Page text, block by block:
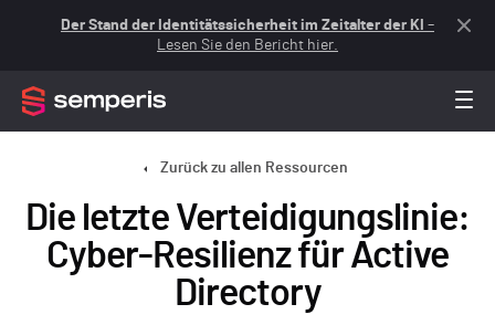
Der Stand der Identitätssicherheit im Zeitalter der KI –
Lesen Sie den Bericht hier.
Zurück zu allen Ressourcen
Die letzte Verteidigungslinie:
Cyber-Resilienz für Active
Directory